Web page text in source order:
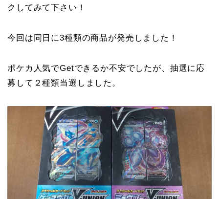
クしてみて下さい！
今回は同日に3種類の商品が発売しました！
ポケカ人気でGetできるか不安でしたが、抽選に応
募して２種類当選しました。